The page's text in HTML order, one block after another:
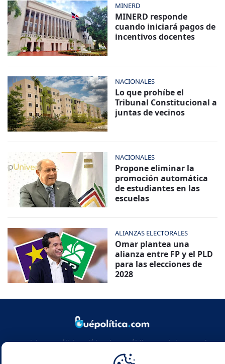
MINERD
MINERD responde
cuando iniciará pagos de
incentivos docentes
NACIONALES
Lo que prohíbe el
Tribunal Constitucional a
juntas de vecinos
NACIONALES
Propone eliminar la
promoción automática
de estudiantes en las
escuelas
ALIANZAS ELECTORALES
Omar plantea una
alianza entre FP y el PLD
para las elecciones de
2028
Noticias y análisis político de República Dominicana y el
mundo. Infórmate con rigor, actualidad y las claves de la
política global.